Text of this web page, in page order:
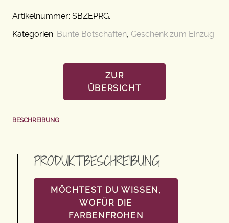
Artikelnummer: SBZEPRG.
Kategorien: Bunte Botschaften, Geschenk zum Einzug
ZUR
ÜBERSICHT
BESCHREIBUNG
PRODUKTBESCHREIBUNG
MÖCHTEST DU WISSEN,
WOFÜR DIE
FARBENFROHEN